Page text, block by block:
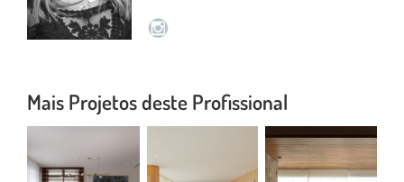
Mais Projetos deste Profissional